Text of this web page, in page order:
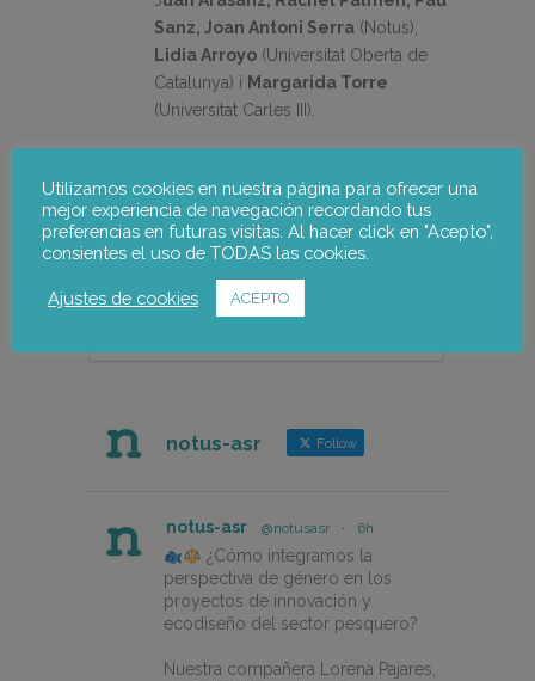
Sanz, Joan Antoni Serra (Notus),
Lidia Arroyo (Universitat Oberta de
Catalunya) i Margarida Torre
(Universitat Carles III).
notus-asr Follow
notus-asr @notusasr · 6h
¿Cómo integramos la
perspectiva de género en los
proyectos de innovación y
ecodiseño del sector pesquero?
Nuestra compañera Lorena Pajares,
Utilizamos cookies en nuestra página para ofrecer una
mejor experiencia de navegación recordando tus
preferencias en futuras visitas. Al hacer click en "Acepto",
consientes el uso de TODAS las cookies.
Ajustes de cookies ACEPTO